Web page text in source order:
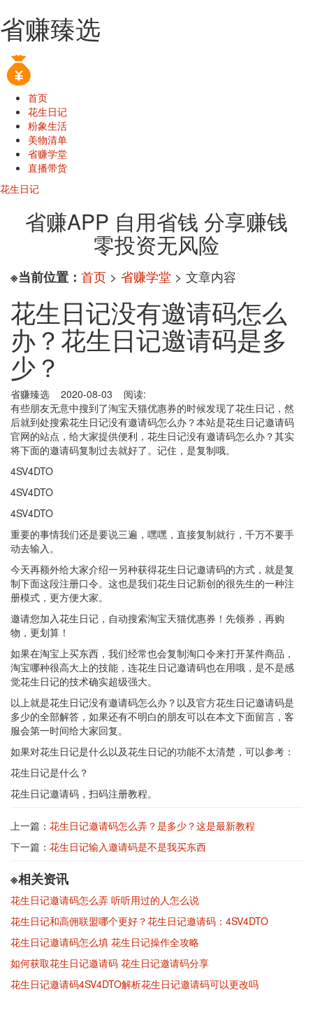
省赚臻选
首页
花生日记
粉象生活
美物清单
省赚学堂
直播带货
花生日记
省赚APP 自用省钱 分享赚钱
零投资无风险
※当前位置： 首页 > 省赚学堂 > 文章内容
花生日记没有邀请码怎么
办？花生日记邀请码是多
少？
省赚臻选 2020-08-03 阅读:
有些朋友无意中搜到了淘宝天猫优惠券的时候发现了花生日记，然
后就到处搜索花生日记没有邀请码怎么办？本站是花生日记邀请码
官网的站点，给大家提供便利，花生日记没有邀请码怎么办？其实
将下面的邀请码复制过去就好了。记住，是复制哦。
4SV4DTO
4SV4DTO
4SV4DTO
重要的事情我们还是要说三遍，嘿嘿，直接复制就行，千万不要手
动去输入。
今天再额外给大家介绍一另种获得花生日记邀请码的方式，就是复
制下面这段注册口令。这也是我们花生日记新创的很先生的一种注
册模式，更方便大家。
邀请您加入花生日记，自动搜索淘宝天猫优惠券！先领券，再购
物，更划算！
如果在淘宝上买东西，我们经常也会复制淘口令来打开某件商品，
淘宝哪种很高大上的技能，连花生日记邀请码也在用哦，是不是感
觉花生日记的技术确实超级强大。
以上就是花生日记没有邀请码怎么办？以及官方花生日记邀请码是
多少的全部解答，如果还有不明白的朋友可以在本文下面留言，客
服会第一时间给大家回复。
如果对花生日记是什么以及花生日记的功能不太清楚，可以参考：
花生日记是什么？
花生日记邀请码，扫码注册教程。
上一篇： 花生日记邀请码怎么弄？是多少？这是最新教程
下一篇： 花生日记输入邀请码是不是我买东西
※相关资讯
花生日记邀请码怎么弄 听听用过的人怎么说
花生日记和高佣联盟哪个更好？花生日记邀请码：4SV4DTO
花生日记邀请码怎么填 花生日记操作全攻略
如何获取花生日记邀请码 花生日记邀请码分享
花生日记邀请码4SV4DTO解析花生日记邀请码可以更改吗